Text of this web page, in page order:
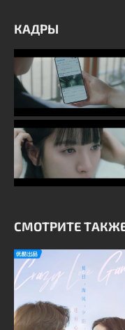
КАДРЫ
СМОТРИТЕ